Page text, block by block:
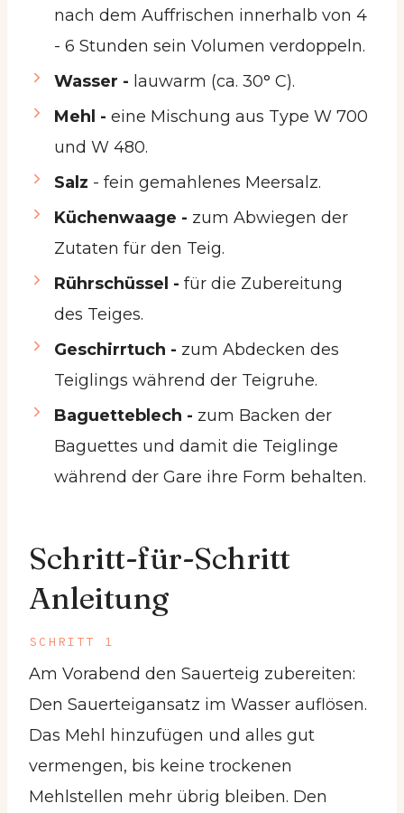
nach dem Auffrischen innerhalb von 4
- 6 Stunden sein Volumen verdoppeln.
Wasser - lauwarm (ca. 30° C).
Mehl - eine Mischung aus Type W 700
und W 480.
Salz - fein gemahlenes Meersalz.
Küchenwaage - zum Abwiegen der
Zutaten für den Teig.
Rührschüssel - für die Zubereitung
des Teiges.
Geschirrtuch - zum Abdecken des
Teiglings während der Teigruhe.
Baguetteblech - zum Backen der
Baguettes und damit die Teiglinge
während der Gare ihre Form behalten.
Schritt-für-Schritt
Anleitung
SCHRITT 1
Am Vorabend den Sauerteig zubereiten:
Den Sauerteigansatz im Wasser auflösen.
Das Mehl hinzufügen und alles gut
vermengen, bis keine trockenen
Mehlstellen mehr übrig bleiben. Den